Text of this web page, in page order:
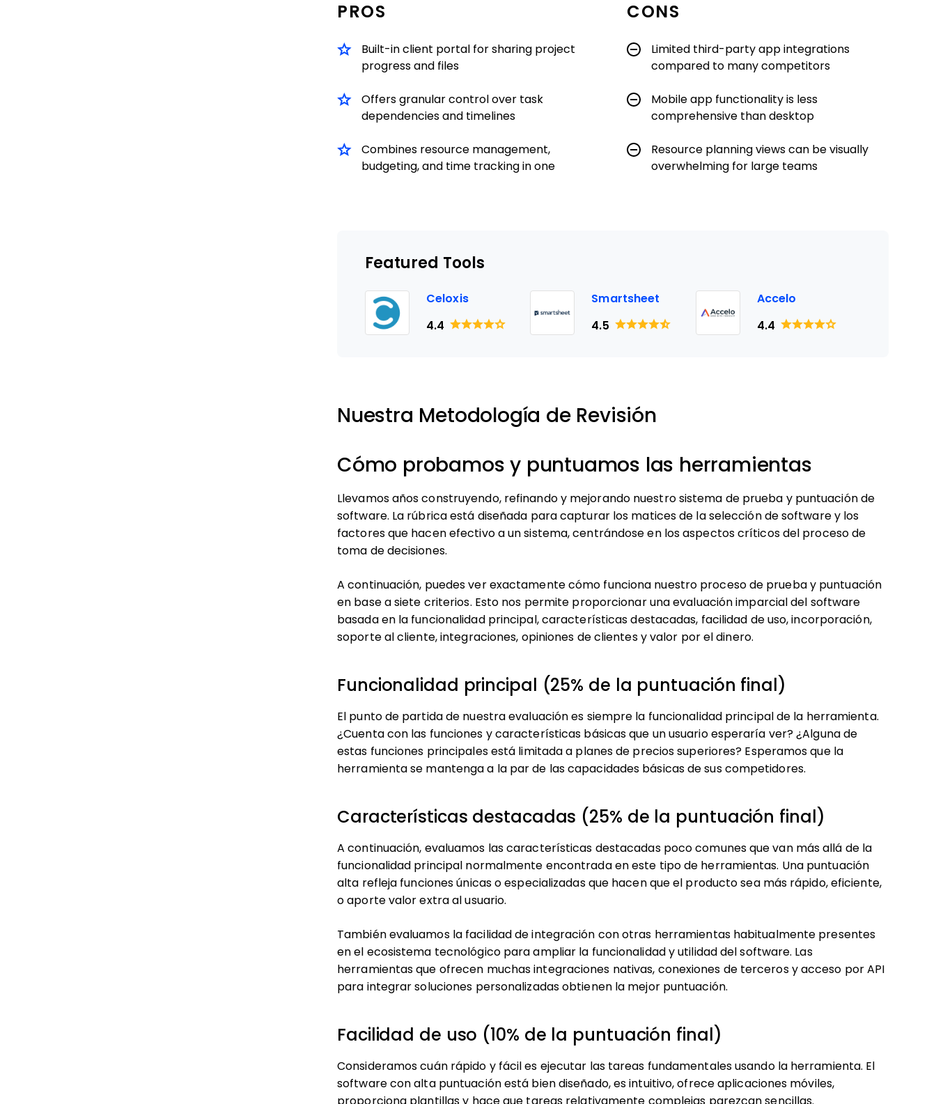
PROS
Built-in client portal for sharing project
progress and files
Offers granular control over task
dependencies and timelines
Combines resource management,
budgeting, and time tracking in one
CONS
Limited third-party app integrations
compared to many competitors
Mobile app functionality is less
comprehensive than desktop
Resource planning views can be visually
overwhelming for large teams
Featured Tools
Celoxis
4.4
Smartsheet
4.5
Accelo
4.4
Nuestra Metodología de Revisión
Cómo probamos y puntuamos las herramientas
Llevamos años construyendo, refinando y mejorando nuestro sistema de prueba y puntuación de
software. La rúbrica está diseñada para capturar los matices de la selección de software y los
factores que hacen efectivo a un sistema, centrándose en los aspectos críticos del proceso de
toma de decisiones.
A continuación, puedes ver exactamente cómo funciona nuestro proceso de prueba y puntuación
en base a siete criterios. Esto nos permite proporcionar una evaluación imparcial del software
basada en la funcionalidad principal, características destacadas, facilidad de uso, incorporación,
soporte al cliente, integraciones, opiniones de clientes y valor por el dinero.
Funcionalidad principal (25% de la puntuación final)
El punto de partida de nuestra evaluación es siempre la funcionalidad principal de la herramienta.
¿Cuenta con las funciones y características básicas que un usuario esperaría ver? ¿Alguna de
estas funciones principales está limitada a planes de precios superiores? Esperamos que la
herramienta se mantenga a la par de las capacidades básicas de sus competidores.
Características destacadas (25% de la puntuación final)
A continuación, evaluamos las características destacadas poco comunes que van más allá de la
funcionalidad principal normalmente encontrada en este tipo de herramientas. Una puntuación
alta refleja funciones únicas o especializadas que hacen que el producto sea más rápido, eficiente,
o aporte valor extra al usuario.
También evaluamos la facilidad de integración con otras herramientas habitualmente presentes
en el ecosistema tecnológico para ampliar la funcionalidad y utilidad del software. Las
herramientas que ofrecen muchas integraciones nativas, conexiones de terceros y acceso por API
para integrar soluciones personalizadas obtienen la mejor puntuación.
Facilidad de uso (10% de la puntuación final)
Consideramos cuán rápido y fácil es ejecutar las tareas fundamentales usando la herramienta. El
software con alta puntuación está bien diseñado, es intuitivo, ofrece aplicaciones móviles,
proporciona plantillas y hace que tareas relativamente complejas parezcan sencillas.